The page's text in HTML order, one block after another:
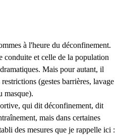
à l'heure du déconfinement.
conduite et celle de la population
Mais pour autant, il
(gestes barrières, lavage
masque).
qui dit déconfinement, dit
mais dans certaines
des mesures que je rappelle ici :